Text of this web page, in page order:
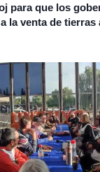
para que los
la venta de tierras